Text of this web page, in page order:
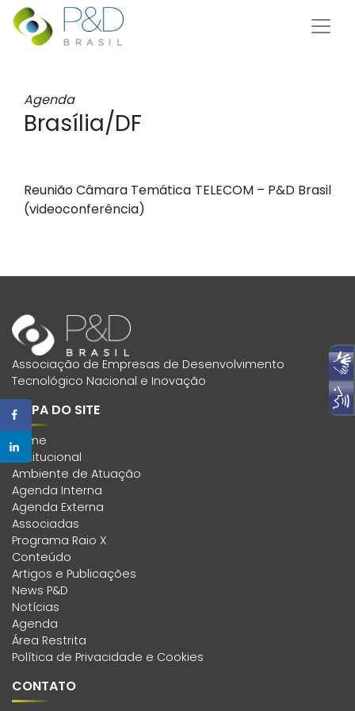
Agenda
Brasília/DF
Reunião Câmara Temática TELECOM – P&D Brasil
(videoconferência)
Associação de Empresas de Desenvolvimento
Tecnológico Nacional e Inovação
MAPA DO SITE
Home
Institucional
Ambiente de Atuação
Agenda Interna
Agenda Externa
Associadas
Programa Raio X
Conteúdo
Artigos e Publicações
News P&D
Notícias
Agenda
Área Restrita
Política de Privacidade e Cookies
CONTATO